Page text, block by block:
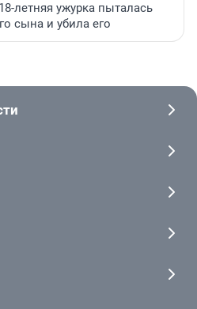
летняя ужурка пыталась
сына и убила его